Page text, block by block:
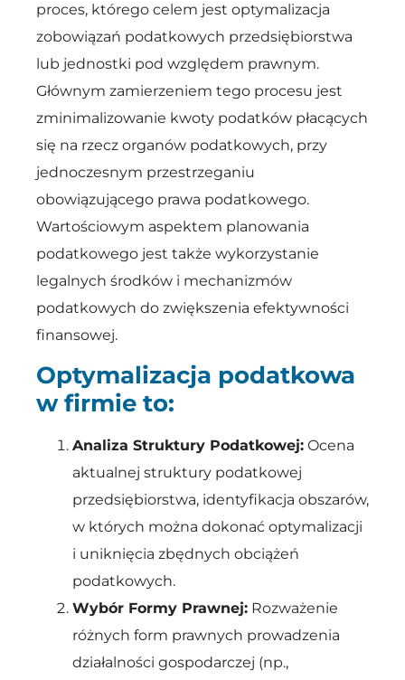
proces, którego celem jest optymalizacja
zobowiązań podatkowych przedsiębiorstwa
lub jednostki pod względem prawnym.
Głównym zamierzeniem tego procesu jest
zminimalizowanie kwoty podatków płacących
się na rzecz organów podatkowych, przy
jednoczesnym przestrzeganiu
obowiązującego prawa podatkowego.
Wartościowym aspektem planowania
podatkowego jest także wykorzystanie
legalnych środków i mechanizmów
podatkowych do zwiększenia efektywności
finansowej.
Optymalizacja podatkowa
w firmie to:
Analiza Struktury Podatkowej: Ocena
aktualnej struktury podatkowej
przedsiębiorstwa, identyfikacja obszarów,
w których można dokonać optymalizacji
i uniknięcia zbędnych obciążeń
podatkowych.
Wybór Formy Prawnej: Rozważenie
różnych form prawnych prowadzenia
działalności gospodarczej (np.,